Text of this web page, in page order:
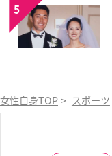
5
女性自身TOP > スポーツ